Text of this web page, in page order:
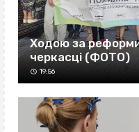
Ходою за
черкасці (ФОТО)
19:56